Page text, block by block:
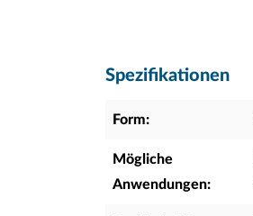
Spezifikationen
Form:
Mögliche
Anwendungen: